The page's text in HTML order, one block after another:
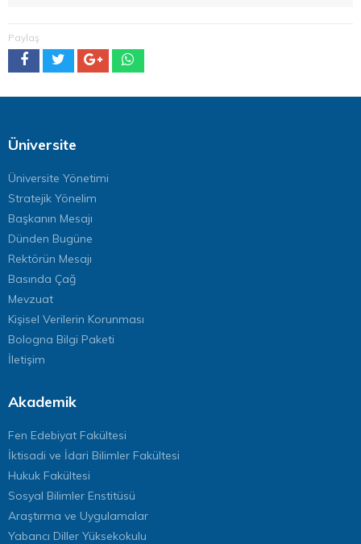
Paylaş
Üniversite
Üniversite Yönetimi
Stratejik Yönelim
Başkanın Mesajı
Dünden Bugüne
Rektörün Mesajı
Basında Çağ
Mevzuat
Kişisel Verilerin Korunması
Bologna Bilgi Paketi
İletişim
Akademik
Fen Edebiyat Fakültesi
İktisadi ve İdari Bilimler Fakültesi
Hukuk Fakültesi
Sosyal Bilimler Enstitüsü
Araştırma ve Uygulamalar
Yabancı Diller Yüksekokulu